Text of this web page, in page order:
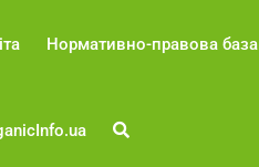
Нормативно-правова база